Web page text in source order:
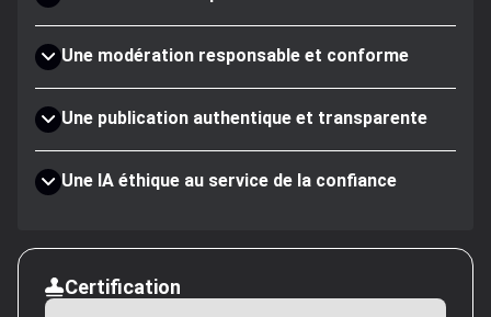
Une modération responsable et conforme
Une publication authentique et transparente
Une IA éthique au service de la confiance
Certification